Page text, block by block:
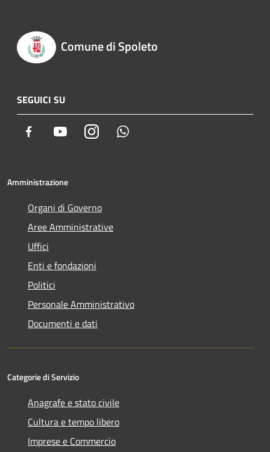
Comune di Spoleto
SEGUICI SU
Facebook YoutubeInstagram
Amministrazione
Organi di Governo
Aree Amministrative
Uffici
Enti e fondazioni
Politici
Personale Amministrativo
Documenti e dati
Categorie di Servizio
Anagrafe e stato civile
Cultura e tempo libero
Imprese e Commercio